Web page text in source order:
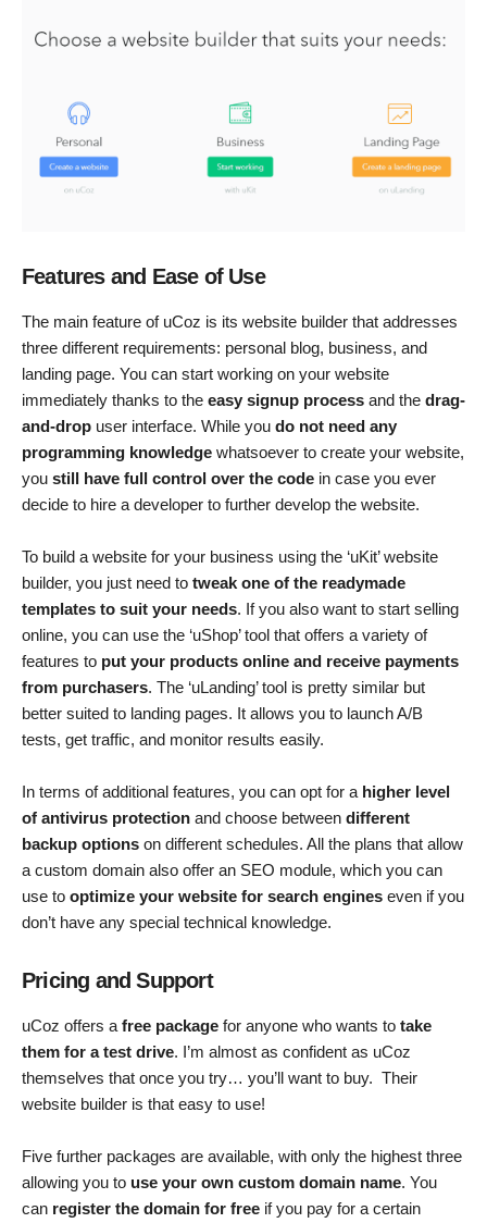
Features and EaseofUse
The main feature of uCoz is its website builder that addresses
three different requirements: personal blog, business, and
landing page. You can start working on your website
immediately thanks to the easy signup process and the drag-
and-drop user interface. While you do not need any
programming knowledge whatsoever to create your website,
you still have full control over the code in case you ever
decide to hire a developer to further develop the website.
To build a website for your business using the ‘uKit’ website
builder, you just need to tweak one of the readymade
templates to suit your needs. If you also want to start selling
online, you can use the ‘uShop’ tool that offers a variety of
features to put your products online and receive payments
from purchasers. The ‘uLanding’ tool is pretty similar but
better suited to landing pages. It allows you to launch A/B
tests, get traffic, and monitor results easily.
In terms of additional features, you can opt for a higher level
of antivirus protection and choose between different
backup options on different schedules. All the plans that allow
a custom domain also offer an SEO module, which you can
use to optimize your website for search engines even if you
don’t have any special technical knowledge.
Pricing and Support
uCoz offers afree package for anyone who wants to take
them for a test drive. I’m almost as confident as uCoz
themselves that once you try… you’ll want to buy. Their
website builder is that easy to use!
Five further packages are available, with only the highest three
allowing you to use your own custom domain name. You
can register the domain for free if you pay for a certain